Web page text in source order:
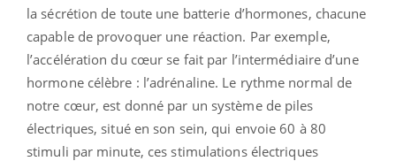
la sécrétion de toute une batterie d’hormones, chacune
capable de provoquer une réaction. Par exemple,
l’accélération du cœur se fait par l’intermédiaire d’une
hormone célèbre : l’adrénaline. Le rythme normal de
notre cœur, est donné par un système de piles
électriques, situé en son sein, qui envoie 60 à 80
stimuli par minute, ces stimulations électriques